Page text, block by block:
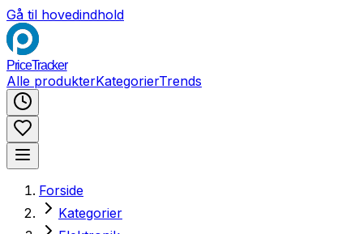
Gå til hovedindhold
PriceTracker
Alle produkterKategorierTrends
Forside
Kategorier